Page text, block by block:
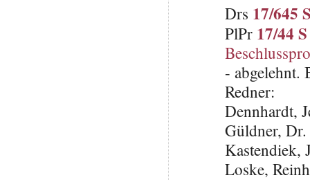
Drs 17/645
PlPr 17/44 S
- abgelehnt.
Redner:
Dennhardt,
Güldner,
Kastendiek,
Loske,